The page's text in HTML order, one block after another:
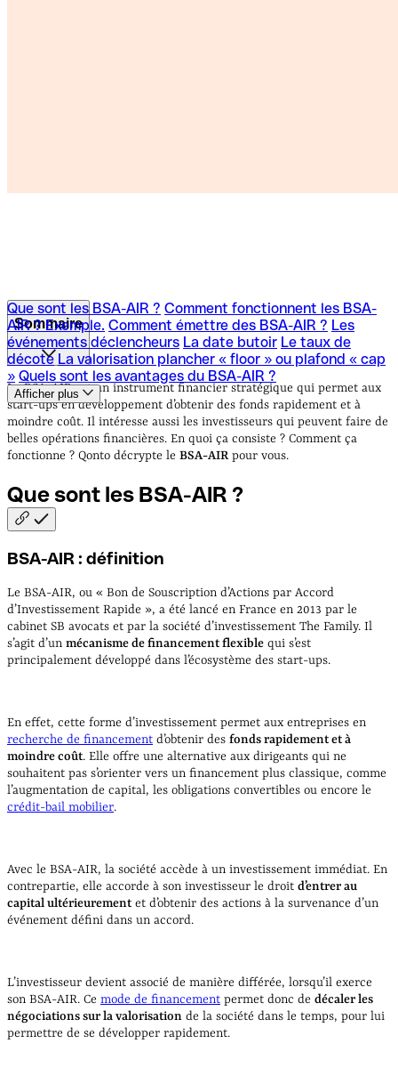
Que sont les BSA-AIR ? Comment fonctionnent les BSA-
AIR ? Exemple. Comment émettre des BSA-AIR ? Les
événements déclencheurs La date butoir Le taux de
décote La valorisation plancher « floor » ou plafond « cap
» Quels sont les avantages du BSA-AIR ?
Afficher plus
Sommaire
Que sont les BSA-AIR ? Comment fonctionnent les BSA-
AIR ? Exemple. Comment émettre des BSA-AIR ? Les
événements déclencheurs La date butoir Le taux de
décote La valorisation plancher « floor » ou plafond « cap
» Quels sont les avantages du BSA-AIR ?
Le BSA-AIR est un instrument financier stratégique qui permet aux
start-ups en développement d’obtenir des fonds rapidement et à
moindre coût. Il intéresse aussi les investisseurs qui peuvent faire de
belles opérations financières. En quoi ça consiste ? Comment ça
fonctionne ? Qonto décrypte le BSA-AIR pour vous.
Que sont les BSA-AIR ?
BSA-AIR : définition
Le BSA-AIR, ou « Bon de Souscription d’Actions par Accord
d’Investissement Rapide », a été lancé en France en 2013 par le
cabinet SB avocats et par la société d’investissement The Family. Il
s’agit d’un mécanisme de financement flexible qui s’est
principalement développé dans l’écosystème des start-ups.
En effet, cette forme d’investissement permet aux entreprises en
recherche de financement d’obtenir des fonds rapidement et à
moindre coût. Elle offre une alternative aux dirigeants qui ne
souhaitent pas s’orienter vers un financement plus classique, comme
l’augmentation de capital, les obligations convertibles ou encore le
crédit-bail mobilier.
Avec le BSA-AIR, la société accède à un investissement immédiat. En
contrepartie, elle accorde à son investisseur le droit d’entrer au
capital ultérieurement et d’obtenir des actions à la survenance d’un
événement défini dans un accord.
L’investisseur devient associé de manière différée, lorsqu’il exerce
son BSA-AIR. Ce mode de financement permet donc de décaler les
négociations sur la valorisation de la société dans le temps, pour lui
permettre de se développer rapidement.